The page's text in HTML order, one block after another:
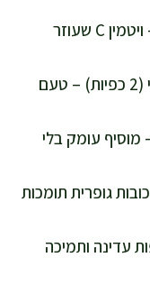
30 מ"ל מיץ לימון סחוט (2 כפות) – ויטמין C שעוזר
10 מ"ל רוטב סויה דל נתרן או תמרי (2 כפיות) – טעם
מוסיף עומק בלי
6 גרם) – תרכובות גופרית תומכות
עדינה ותמיכה